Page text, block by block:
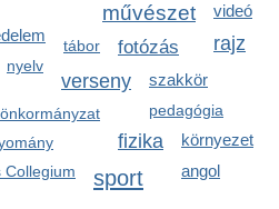
művészet videó
rajz
tábor fotózás
nyelv
verseny szakkör
pedagógia
fizika környezet
Collegium angol
sport